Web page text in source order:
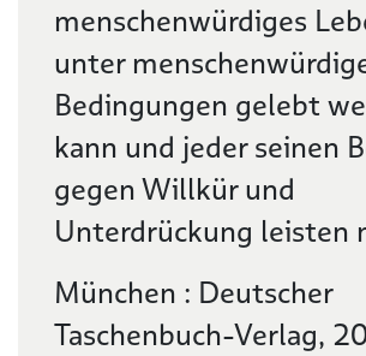
menschenwürdiges
unter
Bedingungen gelebt
kann und jeder seinen
gegen Willkür und
Unterdrückung leisten
München : Deutscher
Taschenbuch-Verlag,